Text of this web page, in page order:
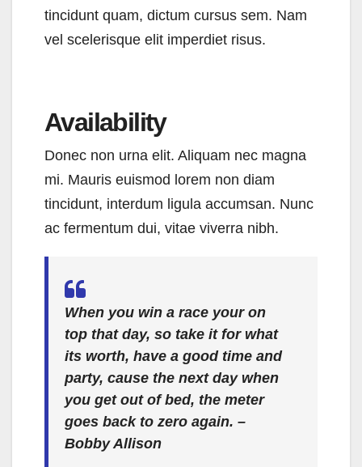
tincidunt quam, dictum cursus sem. Nam
vel scelerisque elit imperdiet risus.
Availability
Donec non urna elit. Aliquam nec magna
mi. Mauris euismod lorem non diam
tincidunt, interdum ligula accumsan. Nunc
ac fermentum dui, vitae viverra nibh.
When you win a race your on
top that day, so take it for what
its worth, have a good time and
party, cause the next day when
you get out of bed, the meter
goes back to zero again. –
Bobby Allison